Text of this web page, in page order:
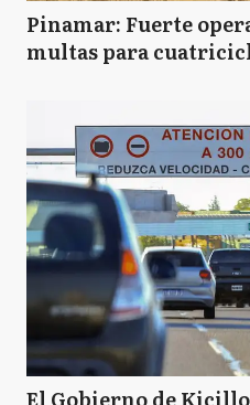
Pinamar: Fuerte
multas para
El Gobierno de